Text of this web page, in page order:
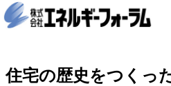
住宅の歴史をつくっ